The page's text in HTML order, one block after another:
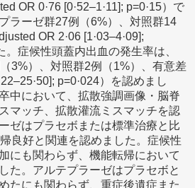
OR 0·76 [0·52–1·11]; p=0·15）で
ラーゼ群27例（6%）、対照群14
OR 2·06 [1·03–4·09];
。症候性頭蓋内出血の発生率は、
3%）、対照群2例（1%）、有意差
p=0·024）を認めまし
中において、拡散強調画像・脳脊
マッチ、拡散灌流ミスマッチを認
ゼはプラセボまたは標準治療と比
良好と関連を認めました。症候性
にも関わらず、機能転帰において
た。アルテプラーゼはプラセボと
たにも関わらず、重症後遺症また